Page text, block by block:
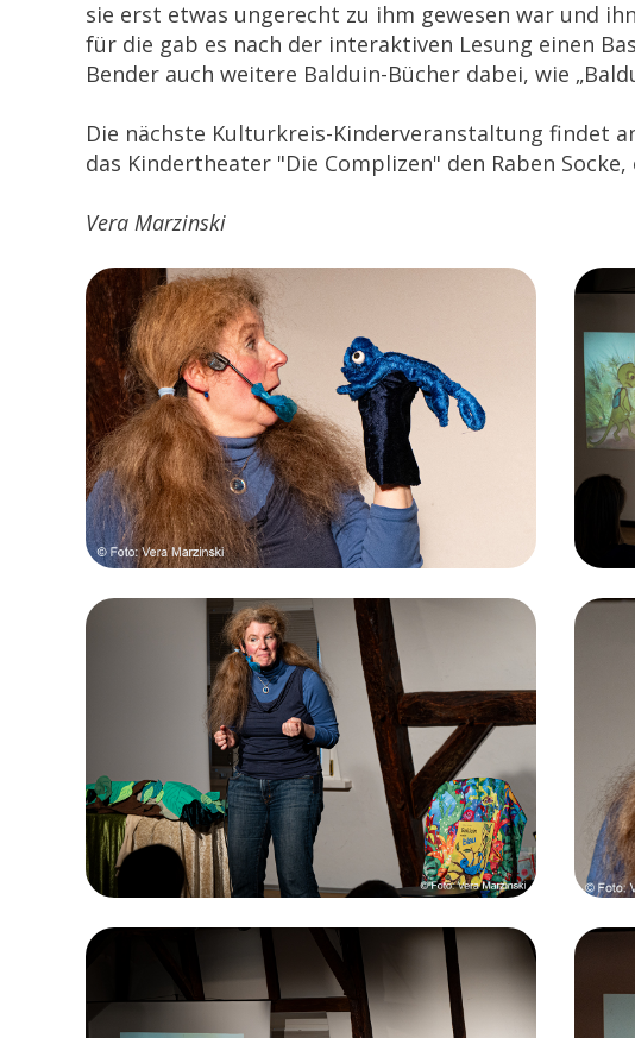
sie erst etwas ungerecht zu ihm gewesen war und
für die gab es nach der interaktiven Lesung einen
Bender auch weitere Balduin-Bücher dabei, wie
Die nächste Kulturkreis-Kinderveranstaltung findet
das Kindertheater "Die Complizen" den Raben
Vera Marzinski